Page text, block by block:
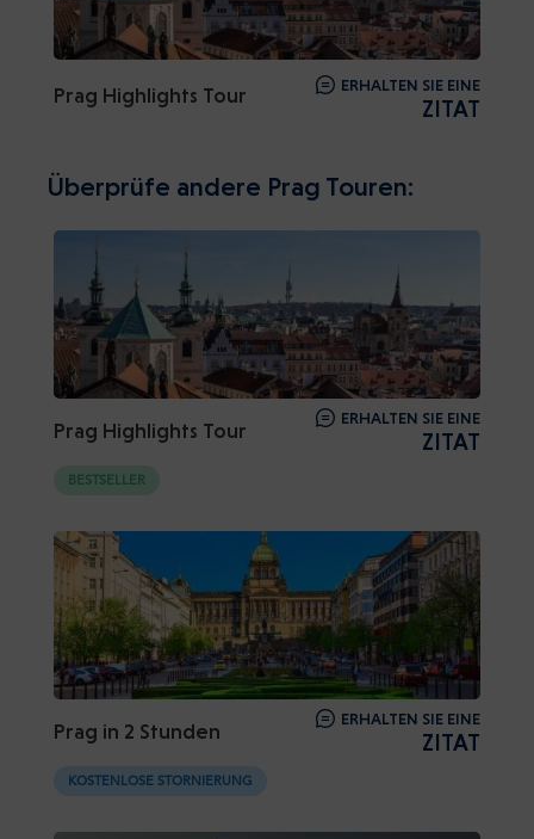
Prag Highlights Tour ERHALTEN SIE EINE
ZITAT
Überprüfe andere Prag Touren:
Prag Highlights Tour
ERHALTEN SIE EINE
ZITAT
BESTSELLER
Prag in 2 Stunden
ERHALTEN SIE EINE
ZITAT
KOSTENLOSE STORNIERUNG